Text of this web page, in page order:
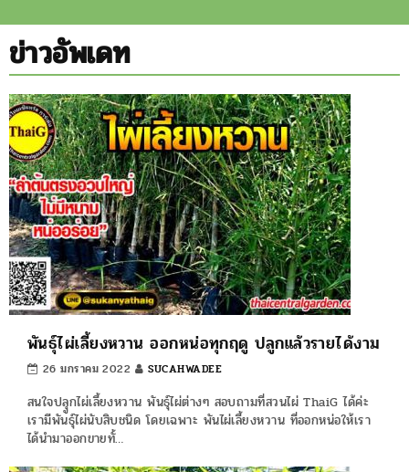
ข่าวอัพเดท
พันธุ์ไผ่เลี้ยงหวาน ออกหน่อทุกฤดู ปลูกแล้วรายได้งาม
26 มกราคม 2022 SUCAHWADEE
สนใจปลุูกไผ่เลี้ยงหวาน พันธุ์ไผ่ต่างๆ สอบถามที่สวนไผ่ ThaiG ได้ค่ะ
เรามีพันธุ์ไผ่นับสิบชนิด โดยเฉพาะ พันไผ่เลี้ยงหวาน ที่ออกหน่อให้เรา
ได้นำมาออกขายทั้…